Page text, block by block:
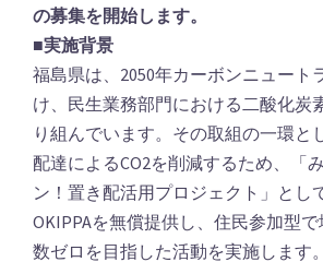
の募集を開始します。
■実施背景
福島県は、2050年カーボンニュート
け、民生業務部門における二酸化炭
り組んでいます。その取組の一環と
配達によるCO2を削減するため、「
ン！置き配活用プロジェクト」とし
OKIPPAを無償提供し、住民参加型
数ゼロを目指した活動を実施します。